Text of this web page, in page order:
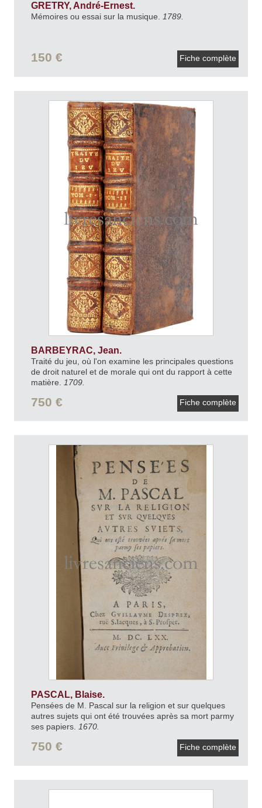
GRETRY, André-Ernest.
Mémoires ou essai sur la musique. 1789.
150 € Fiche complète
BARBEYRAC, Jean.
Traité du jeu, où l'on examine les principales questions
de droit naturel et de morale qui ont du rapport à cette
matière.
1709.
750 € Fiche complète
PASCAL, Blaise.
Pensées de M. Pascal sur la religion et sur quelques
autres sujets qui ont été trouvées après sa mort parmy
ses papiers.
1670.
750 € Fiche complète